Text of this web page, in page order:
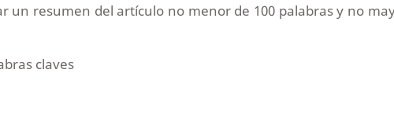
un resumen del artículo no menor de 100 palabras y no
claves